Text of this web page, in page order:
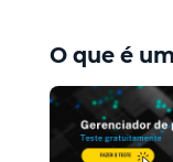
O que é